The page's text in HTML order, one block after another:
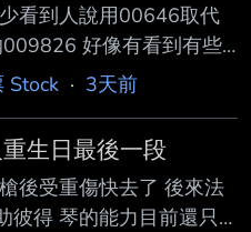
看到人說用00646取代
好像有看到有些
009826本質上和00646
：國外遺產稅之類的 但
用00646取代VOO --
Stock · 3天前
生日最後一段
後受重傷快去了 後來法
彼得 琴的能力目前還只